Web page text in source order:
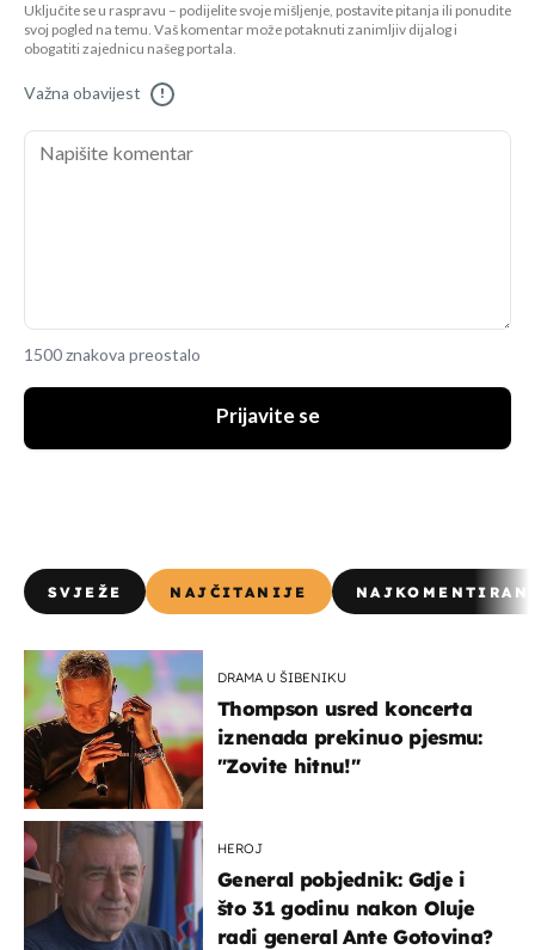
Uključite se u raspravu – podijelite svoje mišljenje, postavite pitanja ili ponudite
svoj pogled na temu. Vaš komentar može potaknuti zanimljiv dijalog i
obogatiti zajednicu našeg portala.
Važna obavijest !
1500 znakova preostalo
Prijavite se
SVJEŽE NAJČITANIJE
DRAMA U ŠIBENIKU
Thompson usred koncerta
iznenada prekinuo pjesmu:
"Zovite hitnu!"
HEROJ
General pobjednik: Gdje i
što 31 godinu nakon Oluje
radi general Ante Gotovina?